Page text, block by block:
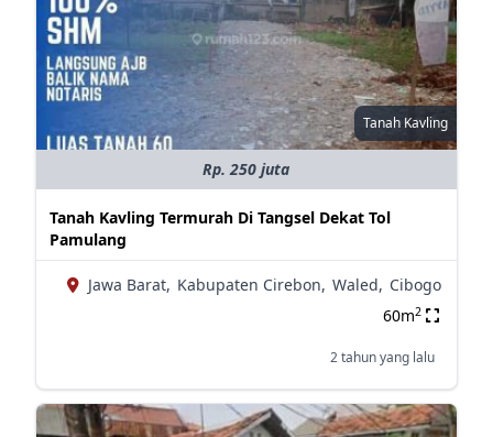
Tanah Kavling
Rp. 250 juta
Tanah Kavling Termurah Di Tangsel Dekat Tol
Pamulang
Jawa Barat, Kabupaten Cirebon, Waled, Cibogo
60m2
2 tahun yang lalu